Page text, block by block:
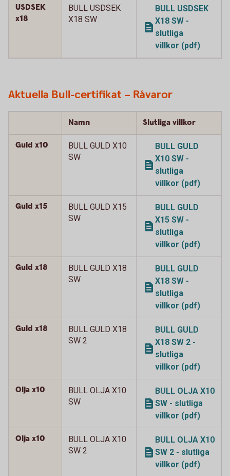
USDSEK
x18
BULL USDSEK
X18 SW
BULL USDSEK
X18 SW -
slutliga
villkor (pdf)
Aktuella Bull-certifikat – Råvaror
Namn Slutliga villkor
Guld x10
BULL GULD X10
SW
BULL GULD
X10 SW -
slutliga
villkor (pdf)
Guld x15
BULL GULD X15
SW
BULL GULD
X15 SW -
slutliga
villkor (pdf)
Guld x18
BULL GULD X18
SW
BULL GULD
X18 SW -
slutliga
villkor (pdf)
Guld x18
BULL GULD X18
SW 2
BULL GULD
X18 SW 2 -
slutliga
villkor (pdf)
Olja x10
BULL OLJA X10
SW
BULL OLJA X10
SW - slutliga
villkor (pdf)
Olja x10
BULL OLJA X10
SW 2
BULL OLJA X10
SW 2 - slutliga
villkor (pdf)